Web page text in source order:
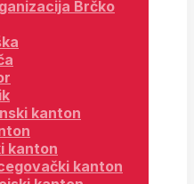
Brčko
kanton
kanton
kanton